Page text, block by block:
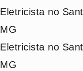
Eletricista no
MG
Eletricista no
MG